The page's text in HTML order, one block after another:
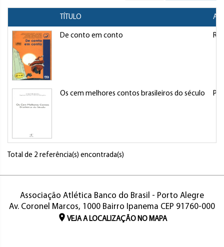
TÍTULO
De conto em conto
Os cem melhores contos brasileiros do século
Total de 2 referência(s) encontrada(s)
Associação Atlética Banco do Brasil - Porto Alegre
Av. Coronel Marcos, 1000 Bairro Ipanema CEP 91760-000
VEJA A LOCALIZAÇÃO NO MAPA